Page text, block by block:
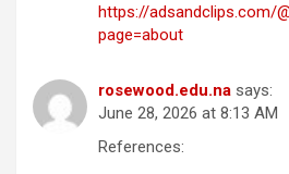
https://adsandclips.com/
page=about
rosewood.edu.na says:
June 28, 2026 at 8:13 AM
References: